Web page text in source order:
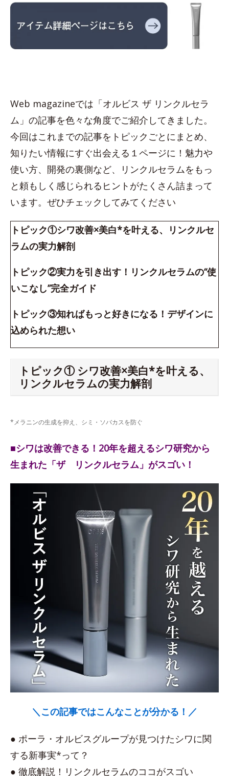
Web magazineでは「オルビス ザ リンクルセラ
ム」の記事を色々な角度でご紹介してきました。
今回はこれまでの記事をトピックごとにまとめ、
知りたい情報にすぐ出会える１ページに！魅力や
使い方、開発の裏側など、リンクルセラムをもっ
と頼もしく感じられるヒントがたくさん詰まって
います。ぜひチェックしてみてください
トピック①シワ改善×美白*を叶える、リンクルセ
ラムの実力解剖
トピック②実力を引き出す！リンクルセラムの“使
いこなし”完全ガイド
トピック③知ればもっと好きになる！デザインに
込められた想い
トピック① シワ改善×美白*を叶える、
リンクルセラムの実力解剖
*メラニンの生成を抑え、シミ・ソバカスを防ぐ
■シワは改善できる！20年を超えるシワ研究から
生まれた「ザ リンクルセラム」がスゴい！
＼この記事ではこんなことが分かる！／
● ポーラ・オルビスグループが見つけたシワに関
する新事実*って？
● 徹底解説！リンクルセラムのココがスゴい